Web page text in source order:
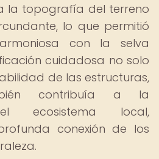
la topografía del terreno
lo que permitió
con la selva
cuidadosa no solo
de las estructuras,
contribuía a la
ecosistema local,
conexión de los